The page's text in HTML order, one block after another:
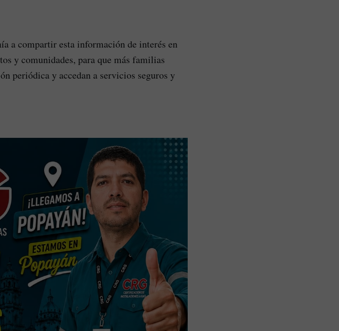
a compartir esta información de interés en
y comunidades, para que más familias
periódica y accedan a servicios seguros y